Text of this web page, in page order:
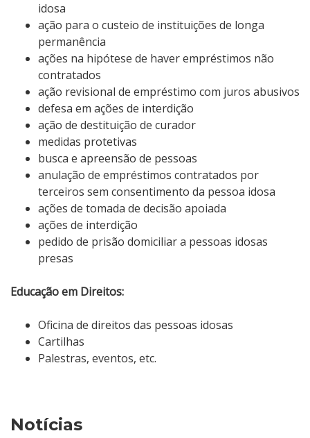
idosa
ação para o custeio de instituições de longa
permanência
ações na hipótese de haver empréstimos não
contratados
ação revisional de empréstimo com juros abusivos
defesa em ações de interdição
ação de destituição de curador
medidas protetivas
busca e apreensão de pessoas
anulação de empréstimos contratados por
terceiros sem consentimento da pessoa idosa
ações de tomada de decisão apoiada
ações de interdição
pedido de prisão domiciliar a pessoas idosas
presas
Educação em Direitos:
Oficina de direitos das pessoas idosas
Cartilhas
Palestras, eventos, etc.
Notícias